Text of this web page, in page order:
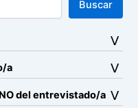
Buscar
a
del entrevistado/a